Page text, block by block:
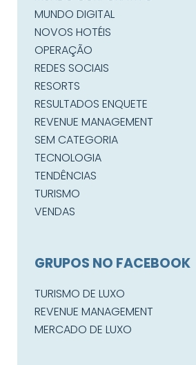
MUNDO DIGITAL
NOVOS HOTÉIS
OPERAÇÃO
REDES SOCIAIS
RESORTS
RESULTADOS ENQUETE
REVENUE MANAGEMENT
SEM CATEGORIA
TECNOLOGIA
TENDÊNCIAS
TURISMO
VENDAS
GRUPOS NO FACEBOOK
TURISMO DE LUXO
REVENUE MANAGEMENT
MERCADO DE LUXO